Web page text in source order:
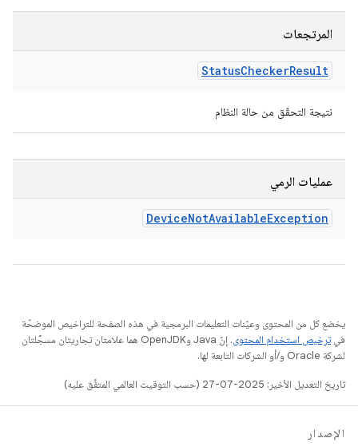
المرتجعات
StatusCheckerResult
نتيجة التحقّق من حالة النظام
عمليات الرمي
DeviceNotAvailableException
يخضع كل من المحتوى وعيّنات التعليمات البرمجية في هذه الصفحة للتراخيص الموضحّة
فيترخيص استخدام المحتوى
. إنّ Java وOpenJDK هما علامتان تجاريتان مسجَّلتان
لشركة Oracle و/أو الشركات التابعة لها.
تاريخ التعديل الأخير: 2025-07-27 (حسب التوقيت العالمي المتفَّق عليه)
الإصدار